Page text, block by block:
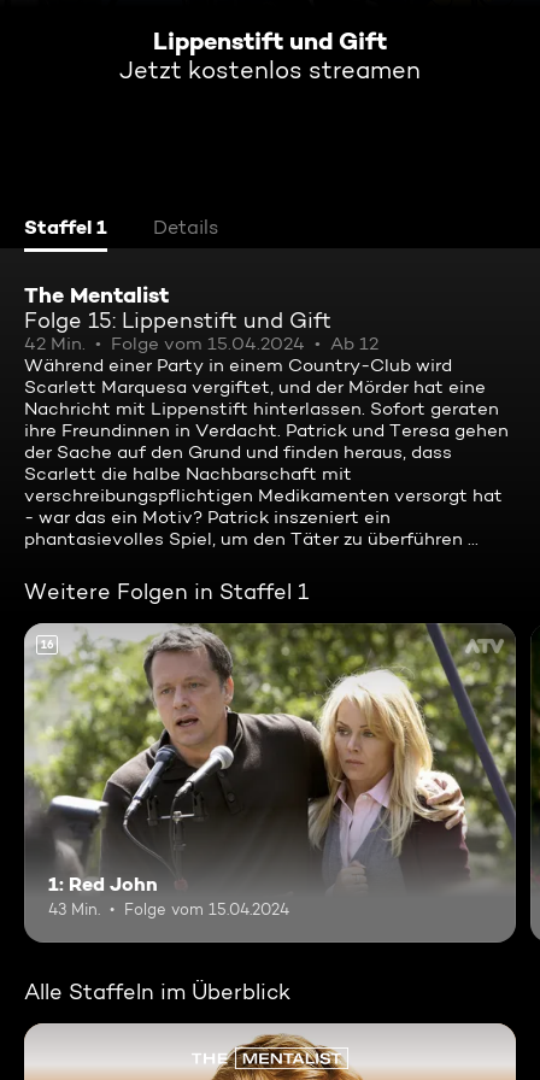
Lippenstift und Gift
Jetzt kostenlos streamen
Staffel 1 Details
The Mentalist
Folge 15: Lippenstift und Gift
42 Min. Folge vom 15.04.2024
Ab 12
Während einer Party in einem Country-Club wird
Scarlett Marquesa vergiftet, und der Mörder hat eine
Nachricht mit Lippenstift hinterlassen. Sofort geraten
ihre Freundinnen in Verdacht. Patrick und Teresa gehen
der Sache auf den Grund und finden heraus, dass
Scarlett die halbe Nachbarschaft mit
verschreibungspflichtigen Medikamenten versorgt hat
- war das ein Motiv? Patrick inszeniert ein
phantasievolles Spiel, um den Täter zu überführen ...
Weitere Folgen in Staffel 1
16
1: Red John
43 Min. Folge vom 15.04.2024
Alle Staffeln im Überblick